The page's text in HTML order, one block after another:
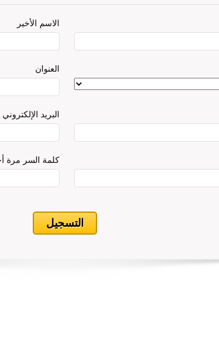
الاسم الأخير
العنوان
البريد الإلكتروني
كلمة السر مرة
التسجيل